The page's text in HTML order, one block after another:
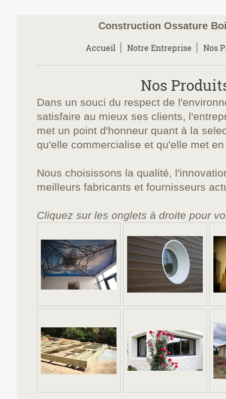
Construction Ossature
Accueil Notre Entreprise Nos
Nos
Dans un souci du respect de
satisfaire au mieux ses clients,
met un point d'honneur quant à la
qu'elle commercialise et qu'elle met
Nous choisissons la qualité,
meilleurs fabricants et fournisseurs
Cliquez sur les onglets à droite pour